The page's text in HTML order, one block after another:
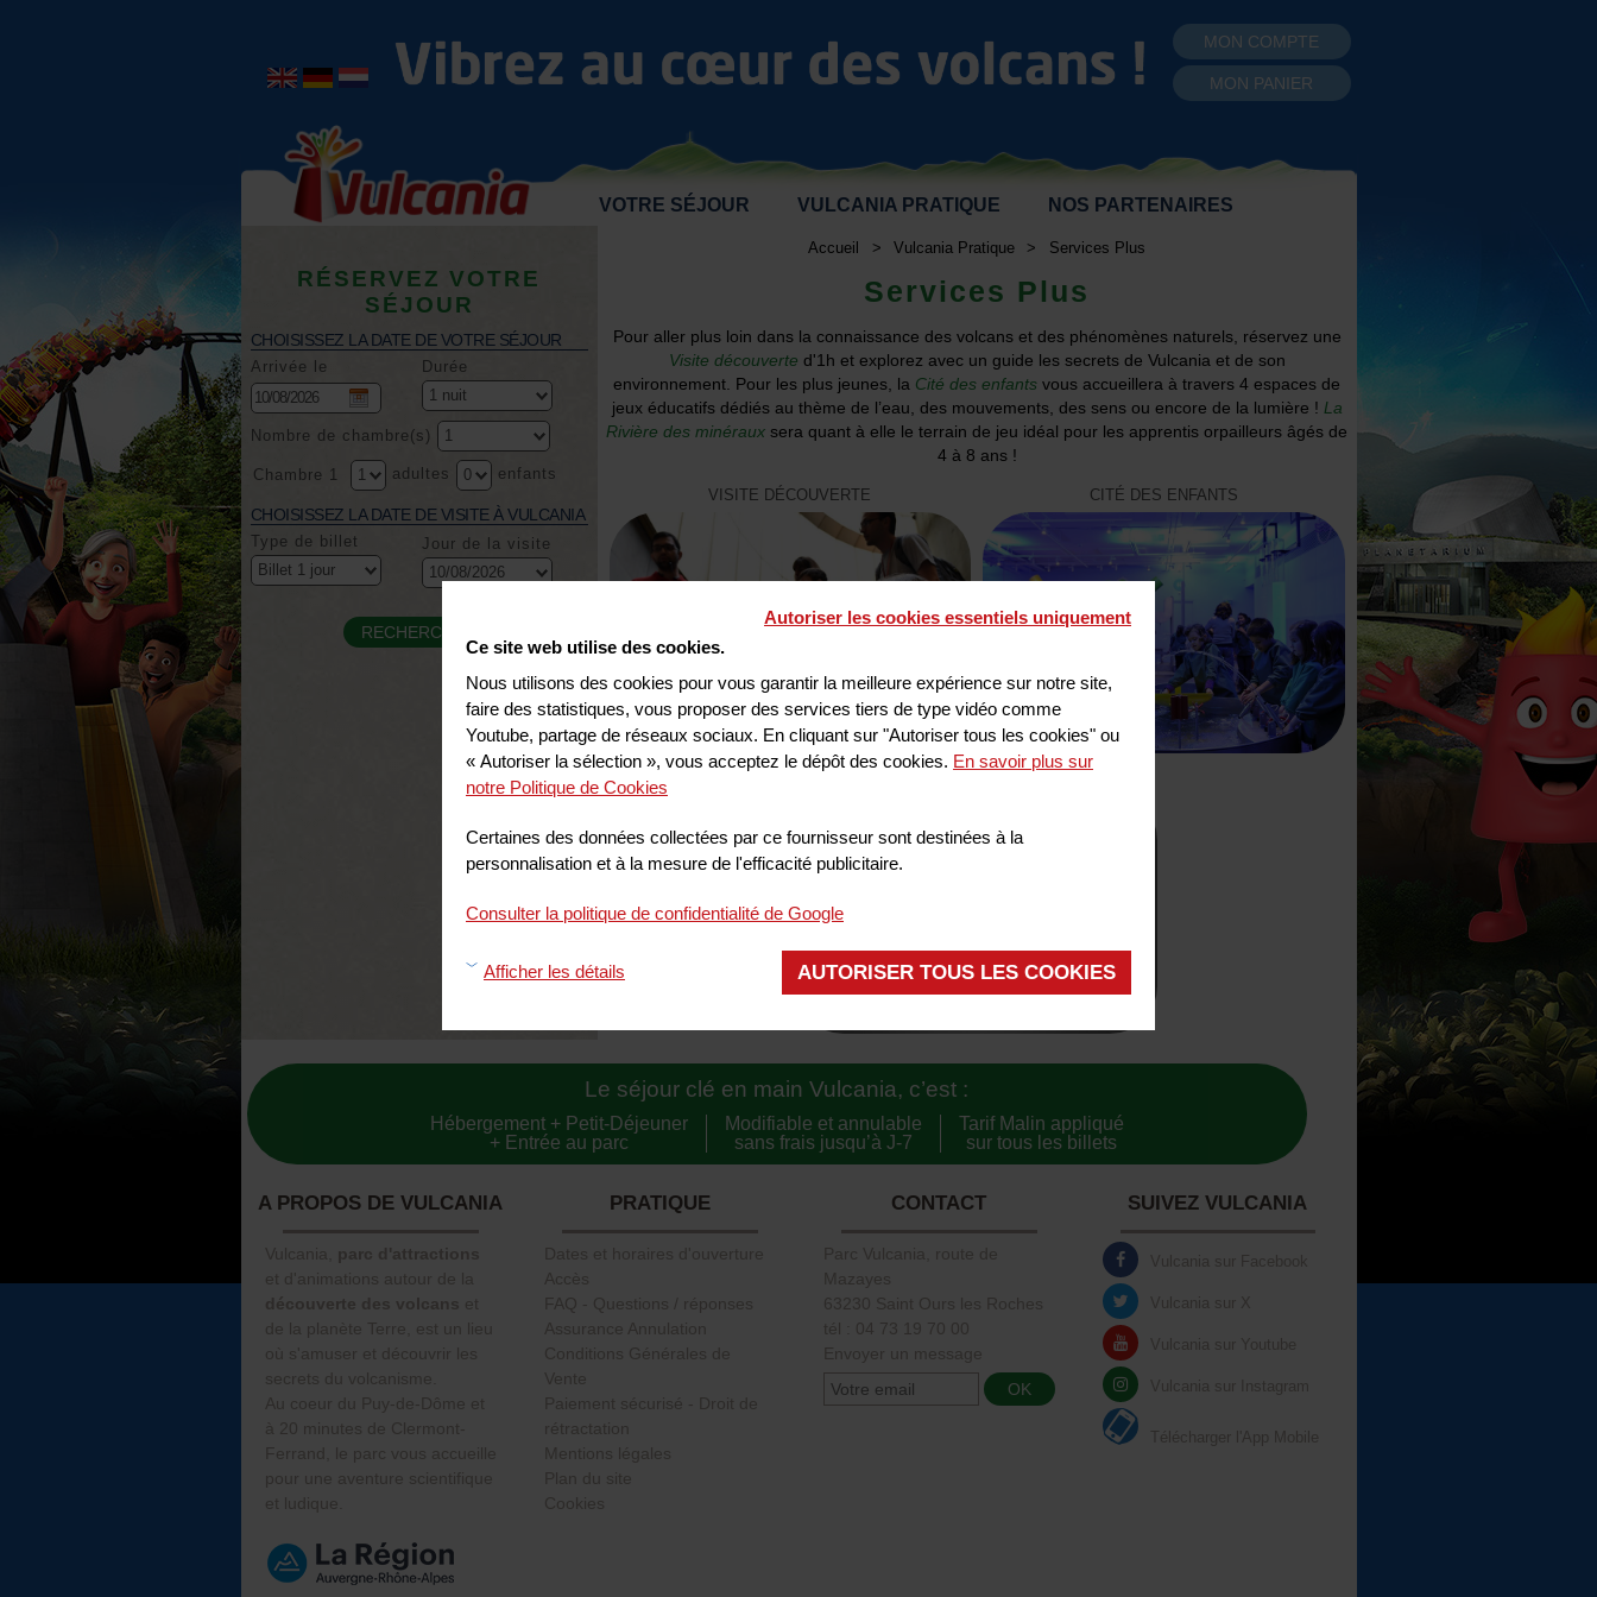
Autoriser les cookies essentiels uniquement
Ce site web utilise des cookies.
Nous utilisons des cookies pour vous garantir la meilleure expérience sur notre site,
faire des statistiques, vous proposer des services tiers de type vidéo comme
Youtube, partage de réseaux sociaux. En cliquant sur "Autoriser tous les cookies" ou
« Autoriser la sélection », vous acceptez le dépôt des cookies. En savoir plus sur
notre Politique de Cookies
Certaines des données collectées par ce fournisseur sont destinées à la
personnalisation et à la mesure de l'efficacité publicitaire.
Consulter la politique de confidentialité de Google
AUTORISER TOUS LES COOKIES
Afficher les détails
MON COMPTE
MON PANIER
VOTRE SÉJOUR VULCANIA PRATIQUE NOS PARTENAIRES
RÉSERVEZ VOTRE
SÉJOUR
CHOISISSEZ LA DATE DE VOTRE SÉJOUR
Arrivée le Durée
Nombre de chambre(s)
Chambre 1 adultes enfants
CHOISISSEZ LA DATE DE VISITE À VULCANIA
Type de billet Jour de la visite
Accueil > Vulcania Pratique > Services Plus
Services Plus
Pour aller plus loin dans la connaissance des volcans et des phénomènes naturels, réservez une
Visite découverte d'1h et explorez avec un guide les secrets de Vulcania et de son
environnement. Pour les plus jeunes, la Cité des enfants vous accueillera à travers 4 espaces de
jeux éducatifs dédiés au thème de l’eau, des mouvements, des sens ou encore de la lumière ! La
Rivière des minéraux sera quant à elle le terrain de jeu idéal pour les apprentis orpailleurs âgés de
4 à 8 ans !
VISITE DÉCOUVERTE CITÉ DES ENFANTS
RIVIÈRE DES MINÉRAUX
Le séjour clé en main Vulcania, c’est :
Hébergement + Petit-Déjeuner
+ Entrée au parc
Modifiable et annulable
sans frais jusqu’à J-7
Tarif Malin appliqué
sur tous les billets
A PROPOS DE VULCANIA
Vulcania, parc d'attractions
et d'animations autour de la
découverte des volcans et
de la planète Terre, est un lieu
où s'amuser et découvrir les
secrets du volcanisme.
Au coeur du Puy-de-Dôme et
à 20 minutes de Clermont-
Ferrand, le parc vous accueille
pour une aventure scientifique
et ludique.
PRATIQUE
Dates et horaires d'ouverture
Accès
FAQ - Questions / réponses
Assurance Annulation
Conditions Générales de
Vente
Paiement sécurisé - Droit de
rétractation
Mentions légales
Plan du site
Cookies
CONTACT
Parc Vulcania, route de
Mazayes
63230 Saint Ours les Roches
tél : 04 73 19 70 00
Envoyer un message
SUIVEZ VULCANIA
Vulcania sur Facebook
Vulcania sur X
Vulcania sur Youtube
Vulcania sur Instagram
Télécharger l'App Mobile